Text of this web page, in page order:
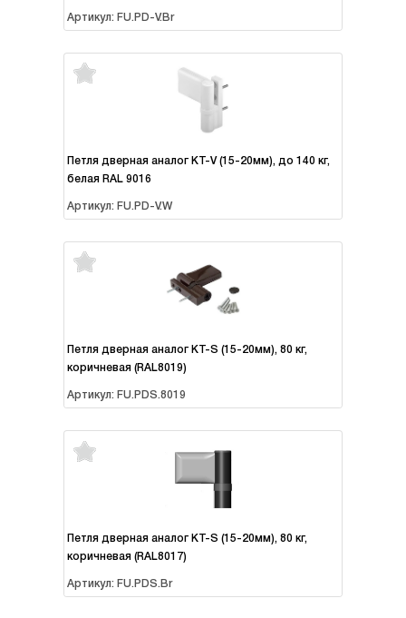
Артикул: FU.PD-V.Br
Петля дверная аналог KT-V (15-20мм), до 140 кг,
белая RAL 9016
Артикул: FU.PD-V.W
Петля дверная аналог KT-S (15-20мм), 80 кг,
коричневая (RAL8019)
Артикул: FU.PDS.8019
Петля дверная аналог KT-S (15-20мм), 80 кг,
коричневая (RAL8017)
Артикул: FU.PDS.Br